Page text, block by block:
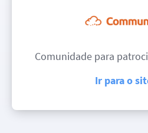
Comunidade para
Ir para o